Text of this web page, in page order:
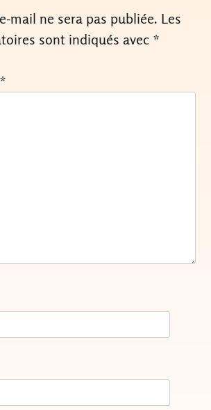
mail ne sera pas publiée. Les
sont indiqués avec *
*